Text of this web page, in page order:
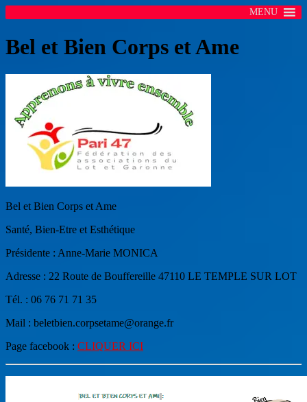
MENU
Bel et Bien Corps et Ame
Bel et Bien Corps et Ame
Santé, Bien-Etre et Esthétique
Présidente : Anne-Marie MONICA
Adresse : 22 Route de Bouffereille 47110 LE TEMPLE SUR LOT
Tél. : 06 76 71 71 35
Mail : beletbien.corpsetame@orange.fr
Page facebook : CLIQUER ICI